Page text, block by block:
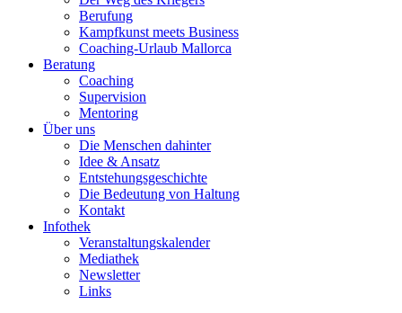
Berufung
Kampfkunst meets Business
Coaching-Urlaub Mallorca
Beratung
Coaching
Supervision
Mentoring
Über uns
Die Menschen dahinter
Idee & Ansatz
Entstehungsgeschichte
Die Bedeutung von Haltung
Kontakt
Infothek
Veranstaltungskalender
Mediathek
Newsletter
Links